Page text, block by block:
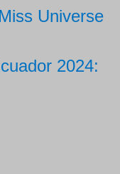
Universe
2024: